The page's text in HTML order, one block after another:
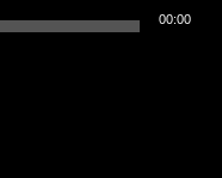
00:00